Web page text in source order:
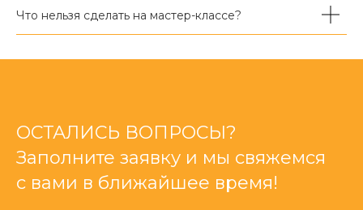
Что нельзя сделать на мастер-классе?
ОСТАЛИСЬ ВОПРОСЫ?
Заполните заявку и мы свяжемся
с вами в ближайшее время!